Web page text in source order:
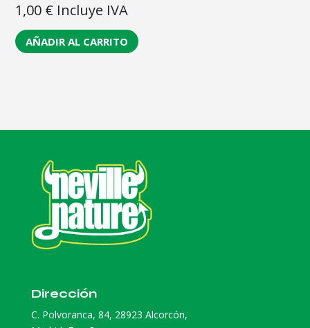
1,00 € Incluye IVA
AÑADIR AL CARRITO
Dirección
C. Polvoranca, 84, 28923 Alcorcón,